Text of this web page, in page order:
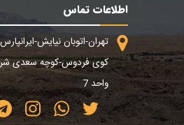
اطلاعات تماس
تهران-اتوبان نیایش-
واحد 7